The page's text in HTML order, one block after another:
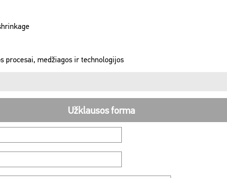
procesai, medžiagos ir technologijos
Užklausos forma